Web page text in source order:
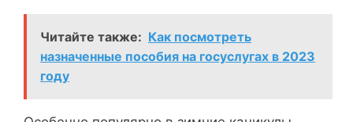
Читайте также: Как посмотреть
назначенные пособия на госуслугах в 2023
году